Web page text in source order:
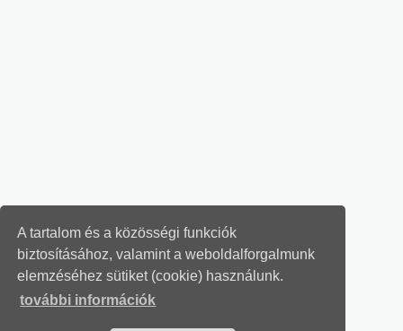
A tartalom és a közösségi funkciók
biztosításához, valamint a weboldalforgalmunk
elemzéséhez sütiket (cookie) használunk.
további információk